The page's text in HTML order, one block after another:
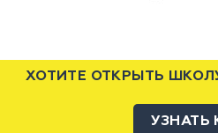
ХОТИТЕ ОТКРЫТЬ
УЗНАТЬ